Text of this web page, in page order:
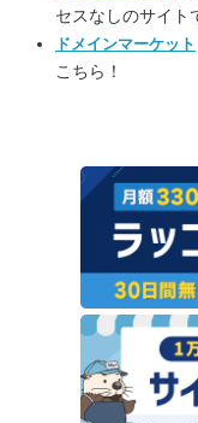
セスなしのサイト
ドメインマーケット
こちら！